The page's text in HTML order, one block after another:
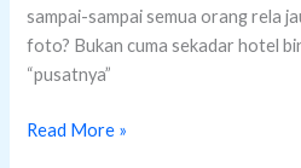
sampai-sampai semua orang rela
foto? Bukan cuma sekadar hotel
“pusatnya”
Read More »